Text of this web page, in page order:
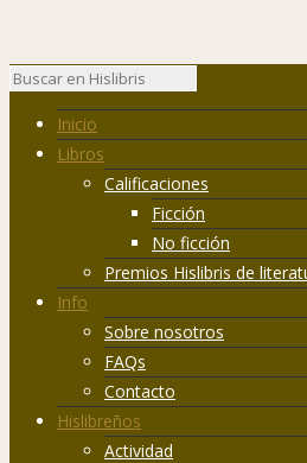
Inicio
Libros
Calificaciones
Ficción
No ficción
Premios Hislibris de
Info
Sobre nosotros
FAQs
Contacto
Hislibreños
Actividad